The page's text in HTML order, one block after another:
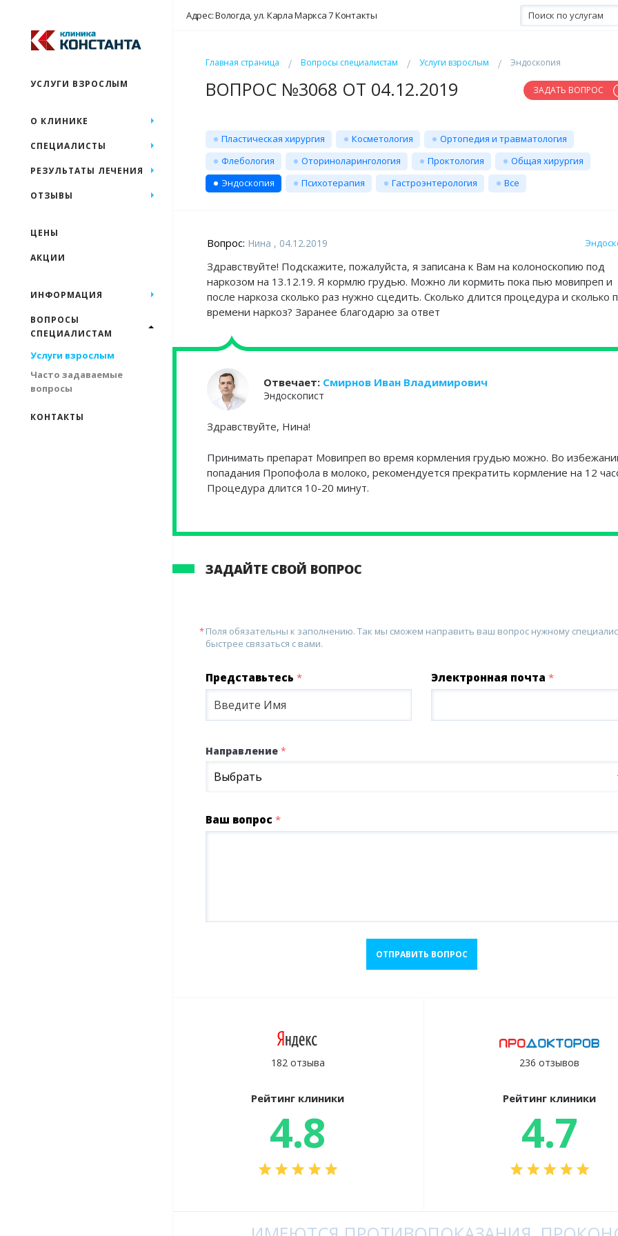
Адрес: Вологда, ул. Карла Маркса 7Контакты
Главная страница Вопросы специалистам Услуги взрослым Эндоскопия
ВОПРОС №3068 ОТ 04.12.2019 ЗАДАТЬ ВОПРОС
Пластическая хирургия Косметология
Ортопедия и травматология
Флебология
Оториноларингология Проктология
Общая хирургия
Эндоскопия
Психотерапия Гастроэнтерология Все
Вопрос: Нина , 04.12.2019
Здравствуйте! Подскажите, пожалуйста, я записана к Вам на колоноскопию под
наркозом на 13.12.19. Я кормлю грудью. Можно ли кормить пока пью мовипреп и
после наркоза сколько раз нужно сцедить. Сколько длится процедура и сколько
времени наркоз? Заранее благодарю за ответ
Отвечает: Смирнов Иван Владимирович
Эндоскопист
Здравствуйте, Нина!
Принимать препарат Мовипреп во время кормления грудью можно. Во
попадания Пропофола в молоко, рекомендуется прекратить кормление на 12
Процедура длится 10-20 минут.
ЗАДАЙТЕ СВОЙ ВОПРОС
Поля обязательны к заполнению. Так мы сможем направить ваш вопрос нужному
быстрее связаться с вами.
Представьтесь * Электронная почта*
Направление *
Выбрать
Ваш вопрос *
ОТПРАВИТЬ ВОПРОС
182 отзыва
Рейтинг клиники
4.8
236 отзывов
Рейтинг клиники
4.7
УСЛУГИ ВЗРОСЛЫМ
О КЛИНИКЕ
СПЕЦИАЛИСТЫ
РЕЗУЛЬТАТЫ ЛЕЧЕНИЯ
ОТЗЫВЫ
ЦЕНЫ
АКЦИИ
ИНФОРМАЦИЯ
ВОПРОСЫ
СПЕЦИАЛИСТАМ
Услуги взрослым
Часто задаваемые
вопросы
КОНТАКТЫ